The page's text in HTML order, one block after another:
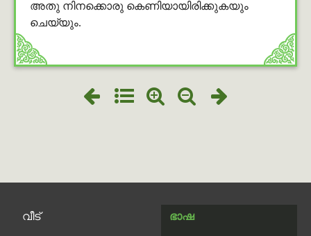
അതു നിനക്കൊരു കെണിയായിരിക്കുകയും
ചെയ്യും.
വീട് ഭാഷ